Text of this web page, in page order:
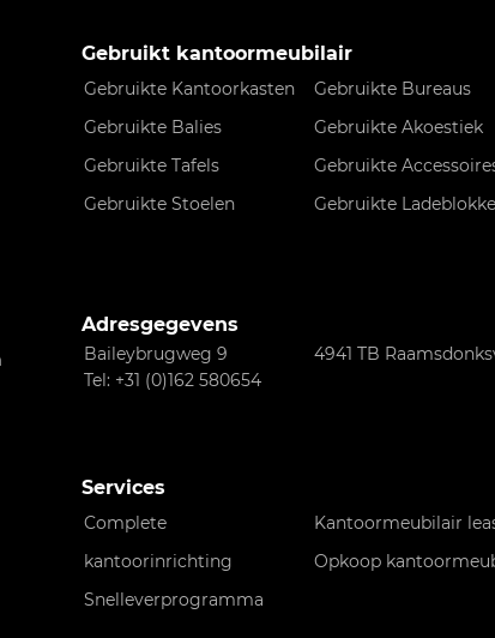
Gebruikt kantoormeubilair
Gebruikte Kantoorkasten
Gebruikte Bureaus
Gebruikte Balies
Gebruikte Akoestiek
Gebruikte Tafels
Gebruikte
Gebruikte Stoelen
Gebruikte
Adresgegevens
Baileybrugweg 9
4941 TB
Tel: +31 (0)162 580654
Services
Complete
kantoorinrichting
Kantoormeubilair
Opkoop
Snelleverprogramma